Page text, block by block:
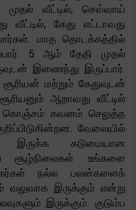
முதல் வீட்டில், செவ்வாய்
வீட்டில், கேது எட்டாவது
மாத தொடக்கத்தில்
5 ஆம் தேதி முதல்
இணைந்து இருப்பார்.
மற்றும் கேதுவுடன்
ஆறாவது வீட்டில்
கொஞ்சம் கவனம் செலுத்த
வேலையில்
இருக்க கடுமையான
சூழ்நிலைகள் உங்களை
நல்ல பலன்களைக்
வலுவாக இருக்கும் என்று
இருக்கும். குடும்ப